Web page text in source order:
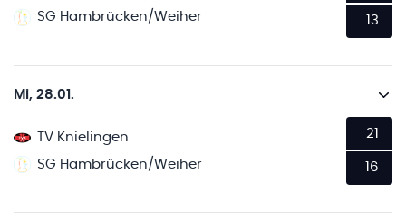
SG Hambrücken/Weiher
13
Mi, 28.01.
TV Knielingen
SG Hambrücken/Weiher
21
16